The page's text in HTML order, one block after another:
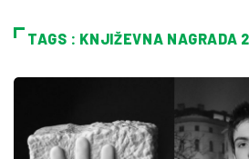
TAGS : KNJIŽEVNA NAGRADA